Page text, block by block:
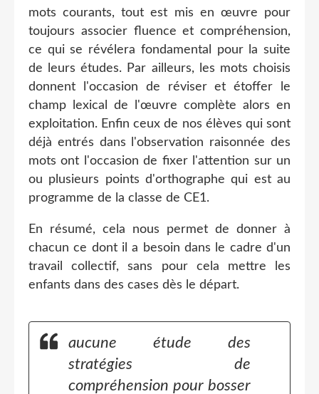
mots courants, tout est mis en œuvre pour
toujours associer fluence et compréhension,
ce qui se révélera fondamental pour la suite
de leurs études. Par ailleurs, les mots choisis
donnent l'occasion de réviser et étoffer le
champ lexical de l'œuvre complète alors en
exploitation. Enfin ceux de nos élèves qui sont
déjà entrés dans l'observation raisonnée des
mots ont l'occasion de fixer l'attention sur un
ou plusieurs points d'orthographe qui est au
programme de la classe de CE1.
En résumé, cela nous permet de donner à
chacun ce dont il a besoin dans le cadre d'un
travail collectif, sans pour cela mettre les
enfants dans des cases dès le départ.
aucune étude des
stratégies de
compréhension pour bosser